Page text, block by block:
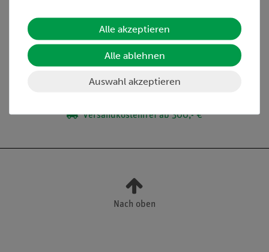
Lieferumfang
Media / Downloads
Versandkostenfrei ab 300,- €
Nach oben
Alle akzeptieren
Alle ablehnen
Auswahl akzeptieren